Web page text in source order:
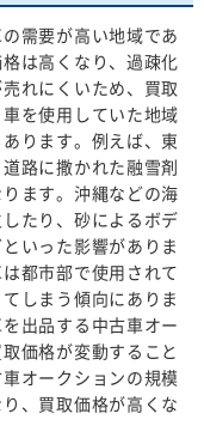
需要が高い地域であ
は高くなり、過疎化
れにくいため、買取
を使用していた地域
ります。例えば、東
路に撒かれた融雪剤
ます。沖縄などの海
たり、砂によるボデ
いった影響がありま
都市部で使用されて
しまう傾向にありま
出品する中古車オー
価格が変動すること
オークションの規模
、買取価格が高くな